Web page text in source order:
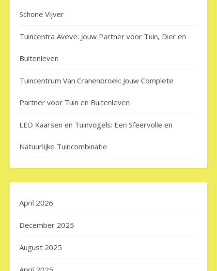
Schone Vijver
Tuincentra Aveve: Jouw Partner voor Tuin, Dier en
Buitenleven
Tuincentrum Van Cranenbroek: Jouw Complete
Partner voor Tuin en Buitenleven
LED Kaarsen en Tuinvogels: Een Sfeervolle en
Natuurlijke Tuincombinatie
April 2026
December 2025
August 2025